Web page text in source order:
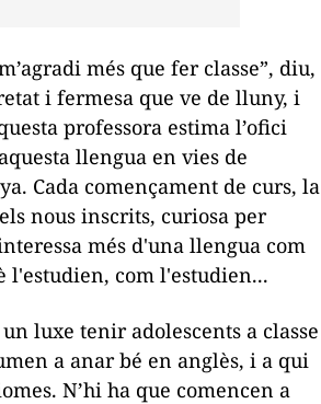
més que fer classe”, diu,
i fermesa que ve de lluny, i
professora estima l’ofici
llengua en vies de
Cada començament de curs, la
nous inscrits, curiosa per
més d'una llengua com
l'estudien, com l'estudien...
luxe tenir adolescents a classe
a anar bé en anglès, i a qui
N’hi ha que comencen a